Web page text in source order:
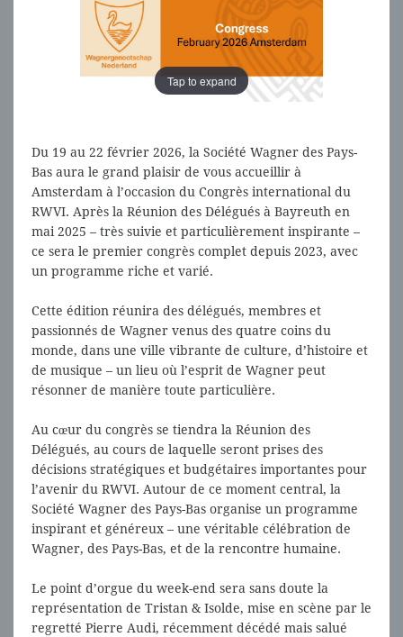
Tap to expand
Tap to expand
Du 19 au 22 février 2026, la Société Wagner des Pays-
Bas aura le grand plaisir de vous accueillir à
Amsterdam à l’occasion du Congrès international du
RWVI. Après la Réunion des Délégués à Bayreuth en
mai 2025 – très suivie et particulièrement inspirante –
ce sera le premier congrès complet depuis 2023, avec
un programme riche et varié.
Cette édition réunira des délégués, membres et
passionnés de Wagner venus des quatre coins du
monde, dans une ville vibrante de culture, d’histoire et
de musique – un lieu où l’esprit de Wagner peut
résonner de manière toute particulière.
Au cœur du congrès se tiendra la Réunion des
Délégués, au cours de laquelle seront prises des
décisions stratégiques et budgétaires importantes pour
l’avenir du RWVI. Autour de ce moment central, la
Société Wagner des Pays-Bas organise un programme
inspirant et généreux – une véritable célébration de
Wagner, des Pays-Bas, et de la rencontre humaine.
Le point d’orgue du week-end sera sans doute la
représentation de Tristan & Isolde, mise en scène par le
regretté Pierre Audi, récemment décédé mais salué